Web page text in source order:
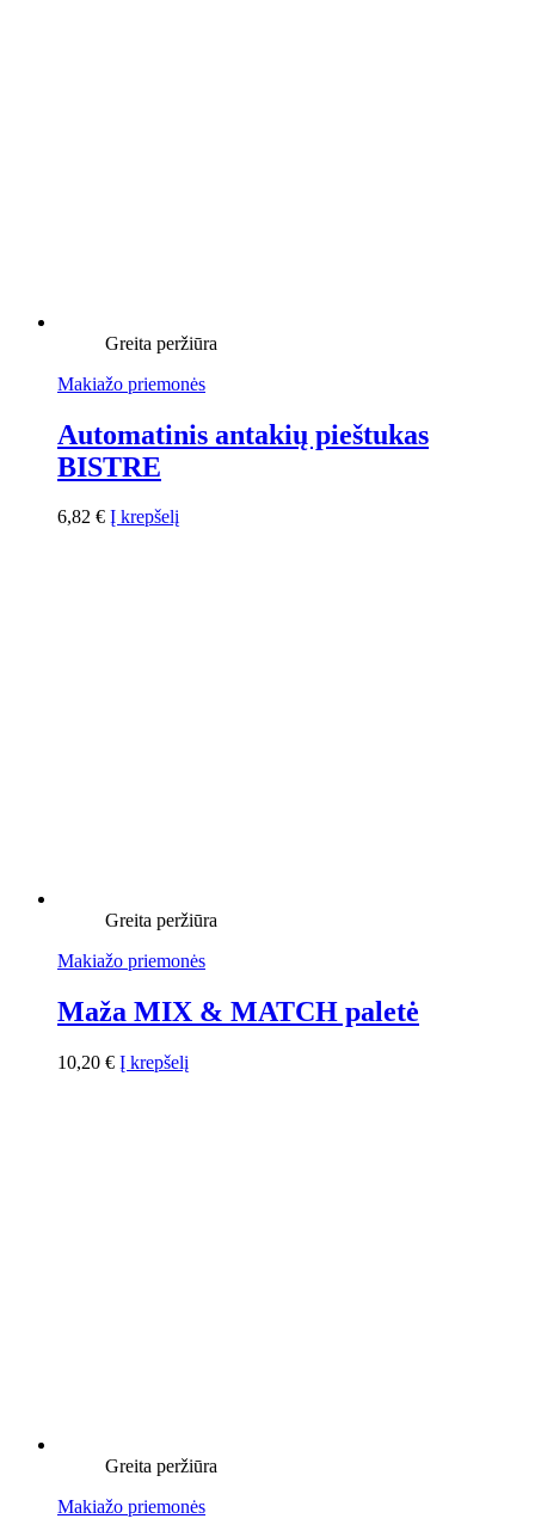
Greita peržiūra
Makiažo priemonės
Automatinis antakių pieštukas
BISTRE
6,82 € Į krepšelį
Greita peržiūra
Makiažo priemonės
Maža MIX & MATCH paletė
10,20 € Į krepšelį
Greita peržiūra
Makiažo priemonės